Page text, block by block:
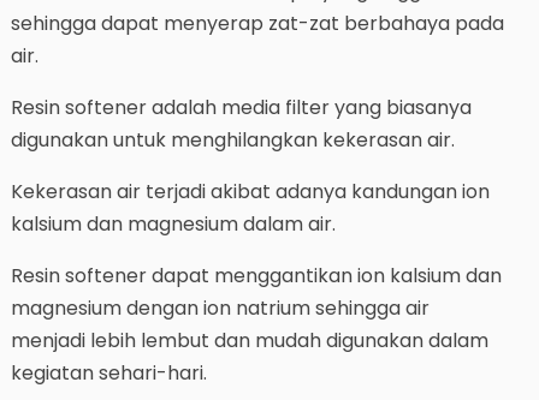
sehingga dapat menyerap zat-zat berbahaya pada
air.
Resin softener adalah media filter yang biasanya
digunakan untuk menghilangkan kekerasan air.
Kekerasan air terjadi akibat adanya kandungan ion
kalsium dan magnesium dalam air.
Resin softener dapat menggantikan ion kalsium dan
magnesium dengan ion natrium sehingga air
menjadi lebih lembut dan mudah digunakan dalam
kegiatan sehari-hari.